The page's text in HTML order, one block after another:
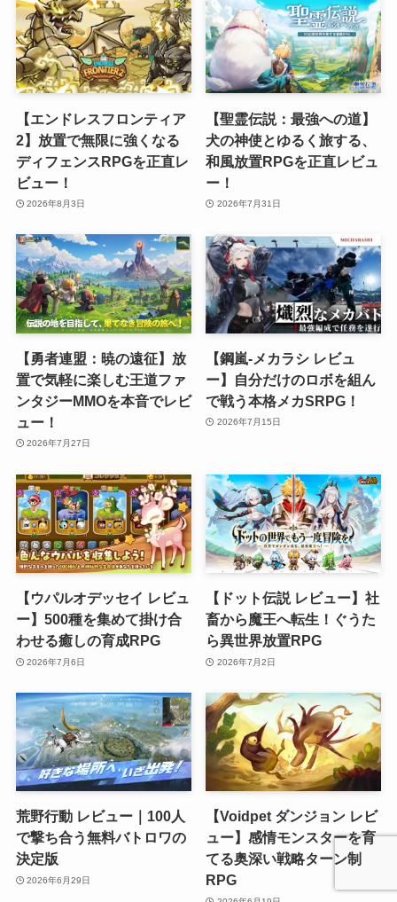
【エンドレスフロンティア
2】放置で無限に強くなる
ディフェンスRPGを正直レ
ビュー！
2026年8月3日
【聖霊伝説：最強への道】
犬の神使とゆるく旅する、
和風放置RPGを正直レビュ
ー！
2026年7月31日
【勇者連盟：暁の遠征】放
置で気軽に楽しむ王道ファ
ンタジーMMOを本音でレビ
ュー！
2026年7月27日
【鋼嵐-メカラシ レビュ
ー】自分だけのロボを組ん
で戦う本格メカSRPG！
2026年7月15日
【ウパルオデッセイ レビュ
ー】500種を集めて掛け合
わせる癒しの育成RPG
2026年7月6日
【ドット伝説 レビュー】社
畜から魔王へ転生！ぐうた
ら異世界放置RPG
2026年7月2日
荒野行動 レビュー｜100人
で撃ち合う無料バトロワの
決定版
2026年6月29日
【Voidpet ダンジョン レビ
ュー】感情モンスターを育
てる奥深い戦略ターン制
RPG